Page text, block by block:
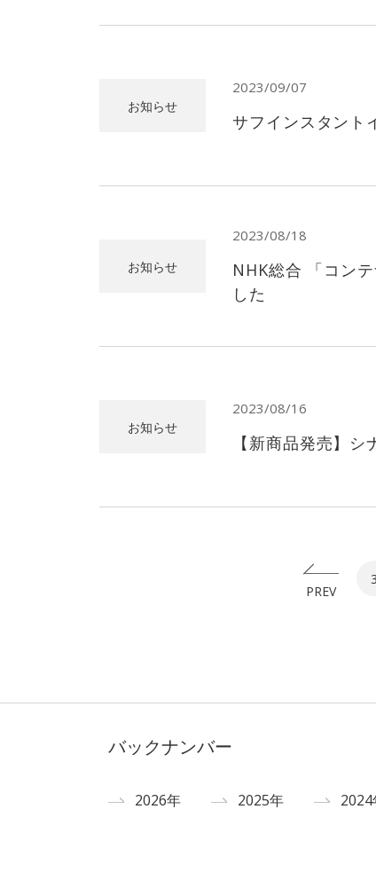
お知らせ
2023/09/07
サフインスタント
お知らせ
2023/08/18
NHK総合 「コン
した
お知らせ
2023/08/16
【新商品発売】
PREV
3
バックナンバー
2026年 2025年 2024